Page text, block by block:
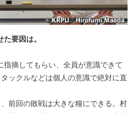
要因は。
指摘してもらい、全員が意識できて
ックルなどは個人の意識で絶対に直
前回の敗戦は大きな糧にできる。村